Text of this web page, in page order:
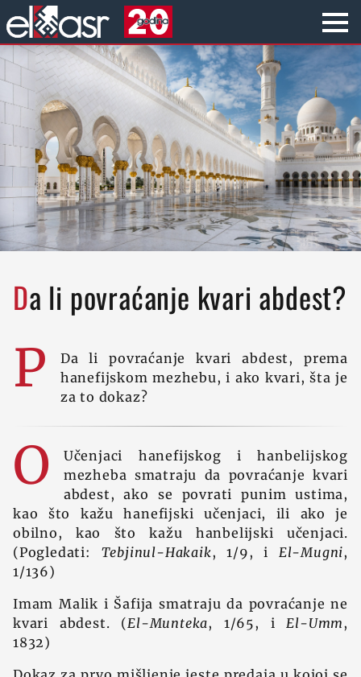
Da li povraćanje kvari abdest?
P
Da li povraćanje kvari abdest, prema
hanefijskom mezhebu, i ako kvari, šta je
za to dokaz?
O
Učenjaci hanefijskog i hanbelijskog
mezheba smatraju da povraćanje kvari
abdest, ako se povrati punim ustima,
kao što kažu hanefijski učenjaci, ili ako je
obilno, kao što kažu hanbelijski učenjaci.
(Pogledati: Tebjinul-Hakaik, 1/9, i El-Mugni,
1/136)
Imam Malik i Šafija smatraju da povraćanje ne
kvari abdest. (El-Munteka, 1/65, iEl-Umm,
1832)